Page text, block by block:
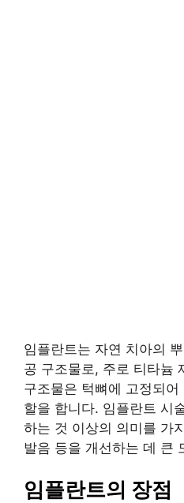
임플란트는 자연 치아의
공 구조물로, 주로 티타늄
구조물은 턱뼈에 고정되
할을 합니다. 임플란트 시
하는 것 이상의 의미를 가
발음 등을 개선하는 데 큰
임플란트의 장점